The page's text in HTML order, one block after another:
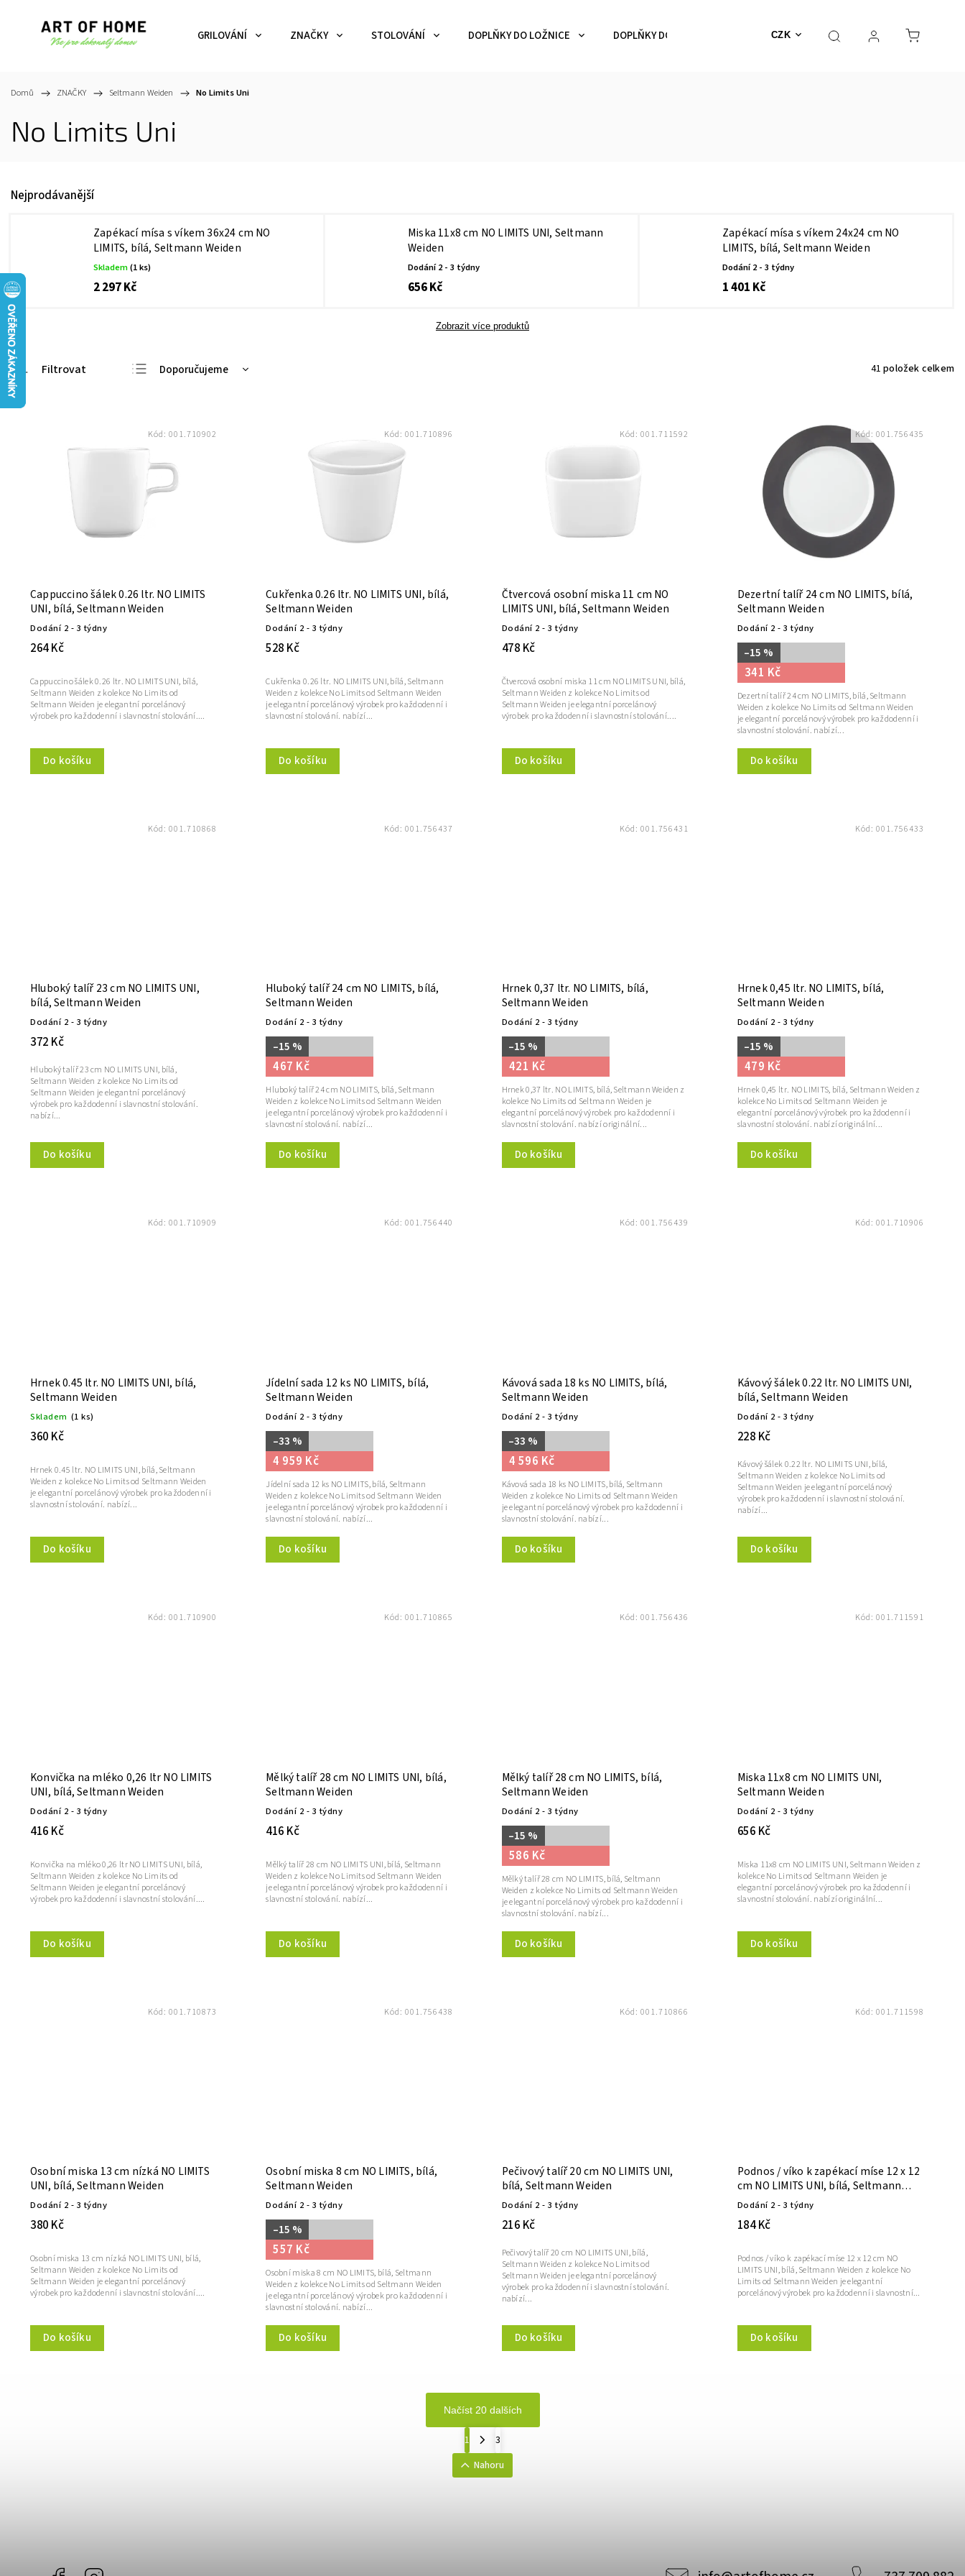
CZK
GRILOVÁNÍ ZNAČKY STOLOVÁNÍ DOPLŇKY DO LOŽNICE DOPLŇKY DO KOUPELNY SKLENICE, HRNKY, ŠÁLKY
Domů / ZNAČKY / Seltmann Weiden / No Limits Uni
No Limits Uni
Nejprodávanější
Zapékací mísa s víkem 36x24 cm NO
LIMITS, bílá, Seltmann Weiden
Skladem(1 ks)
2 297 Kč
Miska 11x8 cm NO LIMITS UNI, Seltmann
Weiden
Dodání 2 - 3 týdny
656 Kč
Zapékací mísa s víkem 24x24 cm NO
LIMITS, bílá, Seltmann Weiden
Dodání 2 - 3 týdny
1 401 Kč
Zobrazit více produktů
Doporučujeme
Nejprodávanější
Abecedně
41 položek celkem
Cappuccino šálek 0.26 ltr. NO LIMITS
UNI, bílá, Seltmann Weiden
Dodání 2 - 3 týdny
264 Kč
Do košíku
Cappuccino šálek 0.26 ltr. NO LIMITS UNI, bílá,
Seltmann Weiden z kolekce No Limits od
Seltmann Weiden je elegantní porcelánový
výrobek pro každodenní i slavnostní stolování....
Kód:001.710902
Cukřenka 0.26 ltr. NO LIMITS UNI, bílá,
Seltmann Weiden
Dodání 2 - 3 týdny
528 Kč
Do košíku
Cukřenka 0.26 ltr. NO LIMITS UNI, bílá, Seltmann
Weiden z kolekce No Limits od Seltmann Weiden
je elegantní porcelánový výrobek pro každodenní i
slavnostní stolování. nabízí...
Kód: 001.710896
Čtvercová osobní miska 11 cm NO
LIMITS UNI, bílá, Seltmann Weiden
Dodání 2 - 3 týdny
478 Kč
Do košíku
Čtvercová osobní miska 11 cm NO LIMITS UNI, bílá,
Seltmann Weiden z kolekce No Limits od
Seltmann Weiden je elegantní porcelánový
výrobek pro každodenní i slavnostní stolování....
Kód: 001.711592
Dezertní talíř 24 cm NO LIMITS, bílá,
Seltmann Weiden
Dodání 2 - 3 týdny
–15 %
341 Kč
Do košíku
Dezertní talíř 24 cm NO LIMITS, bílá, Seltmann
Weiden z kolekce No Limits od Seltmann Weiden
je elegantní porcelánový výrobek pro každodenní i
slavnostní stolování. nabízí...
Kód: 001.756435
Hluboký talíř 23 cm NO LIMITS UNI,
bílá, Seltmann Weiden
Dodání 2 - 3 týdny
372 Kč
Do košíku
Hluboký talíř 23 cm NO LIMITS UNI, bílá,
Seltmann Weiden z kolekce No Limits od
Seltmann Weiden je elegantní porcelánový
výrobek pro každodenní i slavnostní stolování.
nabízí...
Kód:001.710868
Hluboký talíř 24 cm NO LIMITS, bílá,
Seltmann Weiden
Dodání 2 - 3 týdny
–15 %
467 Kč
Do košíku
Hluboký talíř 24 cm NO LIMITS, bílá, Seltmann
Weiden z kolekce No Limits od Seltmann Weiden
je elegantní porcelánový výrobek pro každodenní i
slavnostní stolování. nabízí...
Kód: 001.756437
Hrnek 0,37 ltr. NO LIMITS, bílá,
Seltmann Weiden
Dodání 2 - 3 týdny
–15 %
421 Kč
Do košíku
Hrnek 0,37 ltr. NO LIMITS, bílá, Seltmann Weiden z
kolekce No Limits od Seltmann Weiden je
elegantní porcelánový výrobek pro každodenní i
slavnostní stolování. nabízí originální...
Kód: 001.756431
Hrnek 0,45 ltr. NO LIMITS, bílá,
Seltmann Weiden
Dodání 2 - 3 týdny
–15 %
479 Kč
Do košíku
Hrnek 0,45 ltr. NO LIMITS, bílá, Seltmann Weiden z
kolekce No Limits od Seltmann Weiden je
elegantní porcelánový výrobek pro každodenní i
slavnostní stolování. nabízí originální...
Kód: 001.756433
Hrnek 0.45 ltr. NO LIMITS UNI, bílá,
Seltmann Weiden
Skladem (1 ks)
360 Kč
Do košíku
Hrnek 0.45 ltr. NO LIMITS UNI, bílá, Seltmann
Weiden z kolekce No Limits od Seltmann Weiden
je elegantní porcelánový výrobek pro každodenní i
slavnostní stolování. nabízí...
Kód:001.710909
Jídelní sada 12 ks NO LIMITS, bílá,
Seltmann Weiden
Dodání 2 - 3 týdny
–33 %
4 959 Kč
Do košíku
Jídelní sada 12 ks NO LIMITS, bílá, Seltmann
Weiden z kolekce No Limits od Seltmann Weiden
je elegantní porcelánový výrobek pro každodenní i
slavnostní stolování. nabízí...
Kód: 001.756440
Kávová sada 18 ks NO LIMITS, bílá,
Seltmann Weiden
Dodání 2 - 3 týdny
–33 %
4 596 Kč
Do košíku
Kávová sada 18 ks NO LIMITS, bílá, Seltmann
Weiden z kolekce No Limits od Seltmann Weiden
je elegantní porcelánový výrobek pro každodenní i
slavnostní stolování. nabízí...
Kód: 001.756439
Kávový šálek 0.22 ltr. NO LIMITS UNI,
bílá, Seltmann Weiden
Dodání 2 - 3 týdny
228 Kč
Do košíku
Kávový šálek 0.22 ltr. NO LIMITS UNI, bílá,
Seltmann Weiden z kolekce No Limits od
Seltmann Weiden je elegantní porcelánový
výrobek pro každodenní i slavnostní stolování.
nabízí...
Kód: 001.710906
Konvička na mléko 0,26 ltr NO LIMITS
UNI, bílá, Seltmann Weiden
Dodání 2 - 3 týdny
416 Kč
Do košíku
Konvička na mléko 0,26 ltr NO LIMITS UNI, bílá,
Seltmann Weiden z kolekce No Limits od
Seltmann Weiden je elegantní porcelánový
výrobek pro každodenní i slavnostní stolování....
Kód:001.710900
Mělký talíř 28 cm NO LIMITS UNI, bílá,
Seltmann Weiden
Dodání 2 - 3 týdny
416 Kč
Do košíku
Mělký talíř 28 cm NO LIMITS UNI, bílá, Seltmann
Weiden z kolekce No Limits od Seltmann Weiden
je elegantní porcelánový výrobek pro každodenní i
slavnostní stolování. nabízí...
Kód: 001.710865
Mělký talíř 28 cm NO LIMITS, bílá,
Seltmann Weiden
Dodání 2 - 3 týdny
–15 %
586 Kč
Do košíku
Mělký talíř 28 cm NO LIMITS, bílá, Seltmann
Weiden z kolekce No Limits od Seltmann Weiden
je elegantní porcelánový výrobek pro každodenní i
slavnostní stolování. nabízí...
Kód: 001.756436
Miska 11x8 cm NO LIMITS UNI,
Seltmann Weiden
Dodání 2 - 3 týdny
656 Kč
Do košíku
Miska 11x8 cm NO LIMITS UNI, Seltmann Weiden z
kolekce No Limits od Seltmann Weiden je
elegantní porcelánový výrobek pro každodenní i
slavnostní stolování. nabízí originální...
Kód: 001.711591
Osobní miska 13 cm nízká NO LIMITS
UNI, bílá, Seltmann Weiden
Dodání 2 - 3 týdny
380 Kč
Do košíku
Osobní miska 13 cm nízká NO LIMITS UNI, bílá,
Seltmann Weiden z kolekce No Limits od
Seltmann Weiden je elegantní porcelánový
výrobek pro každodenní i slavnostní stolování....
Kód:001.710873
Osobní miska 8 cm NO LIMITS, bílá,
Seltmann Weiden
Dodání 2 - 3 týdny
–15 %
557 Kč
Do košíku
Osobní miska 8 cm NO LIMITS, bílá, Seltmann
Weiden z kolekce No Limits od Seltmann Weiden
je elegantní porcelánový výrobek pro každodenní i
slavnostní stolování. nabízí...
Kód: 001.756438
Pečivový talíř 20 cm NO LIMITS UNI,
bílá, Seltmann Weiden
Dodání 2 - 3 týdny
216 Kč
Do košíku
Pečivový talíř 20 cm NO LIMITS UNI, bílá,
Seltmann Weiden z kolekce No Limits od
Seltmann Weiden je elegantní porcelánový
výrobek pro každodenní i slavnostní stolování.
nabízí...
Kód: 001.710866
Podnos / víko k zapékací míse 12 x 12
cm NO LIMITS UNI, bílá, Seltmann
Weiden
Dodání 2 - 3 týdny
184 Kč
Do košíku
Podnos / víko k zapékací míse 12 x 12 cm NO
LIMITS UNI, bílá, Seltmann Weiden z kolekce No
Limits od Seltmann Weiden je elegantní
porcelánový výrobek pro každodenní i slavnostní...
Kód: 001.711598
Načíst 20 dalších
1
3
Nahoru